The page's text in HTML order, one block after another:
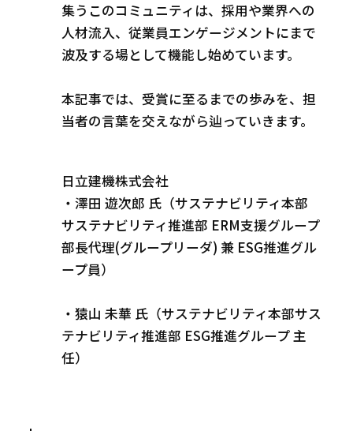
集うこのコミュニティは、採用や業界への
人材流入、従業員エンゲージメントにまで
波及する場として機能し始めています。
本記事では、受賞に至るまでの歩みを、担
当者の言葉を交えながら辿っていきます。
日立建機株式会社
・澤田 遊次郎 氏（サステナビリティ本部
サステナビリティ推進部 ERM支援グループ
部長代理(グループリーダ) 兼 ESG推進グル
ープ員）
・猿山 未華 氏（サステナビリティ本部サス
テナビリティ推進部 ESG推進グループ 主
任）